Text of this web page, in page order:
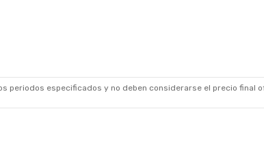
especificados y no deben considerarse el precio final